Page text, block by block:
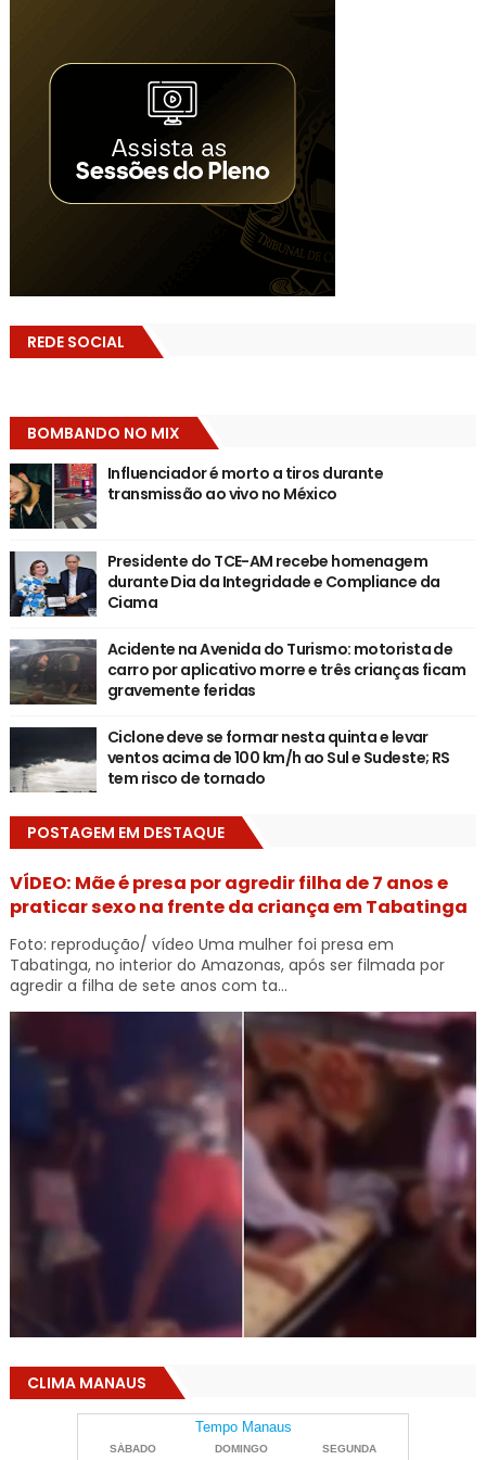
REDE SOCIAL
BOMBANDO NO MIX
Influenciador é morto a tiros durante
transmissão ao vivo no México
Presidente do TCE-AM recebe homenagem
durante Dia da Integridade e Compliance da
Ciama
Acidente na Avenida do Turismo: motorista de
carro por aplicativo morre e três crianças ficam
gravemente feridas
Ciclone deve se formar nesta quinta e levar
ventos acima de 100 km/h ao Sul e Sudeste; RS
tem risco de tornado
POSTAGEM EM DESTAQUE
VÍDEO: Mãe é presa por agredir filha de 7 anos e
praticar sexo na frente da criança em Tabatinga
Foto: reprodução/ vídeo Uma mulher foi presa em
Tabatinga, no interior do Amazonas, após ser filmada por
agredir a filha de sete anos com ta...
CLIMA MANAUS